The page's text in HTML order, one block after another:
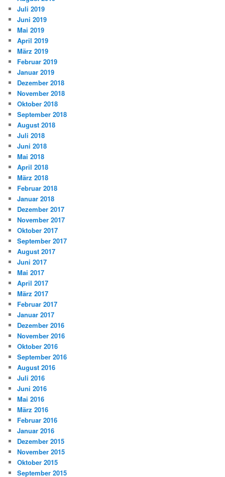
Juli 2019
Juni 2019
Mai 2019
April 2019
März 2019
Februar 2019
Januar 2019
Dezember 2018
November 2018
Oktober 2018
September 2018
August 2018
Juli 2018
Juni 2018
Mai 2018
April 2018
März 2018
Februar 2018
Januar 2018
Dezember 2017
November 2017
Oktober 2017
September 2017
August 2017
Juni 2017
Mai 2017
April 2017
März 2017
Februar 2017
Januar 2017
Dezember 2016
November 2016
Oktober 2016
September 2016
August 2016
Juli 2016
Juni 2016
Mai 2016
März 2016
Februar 2016
Januar 2016
Dezember 2015
November 2015
Oktober 2015
September 2015